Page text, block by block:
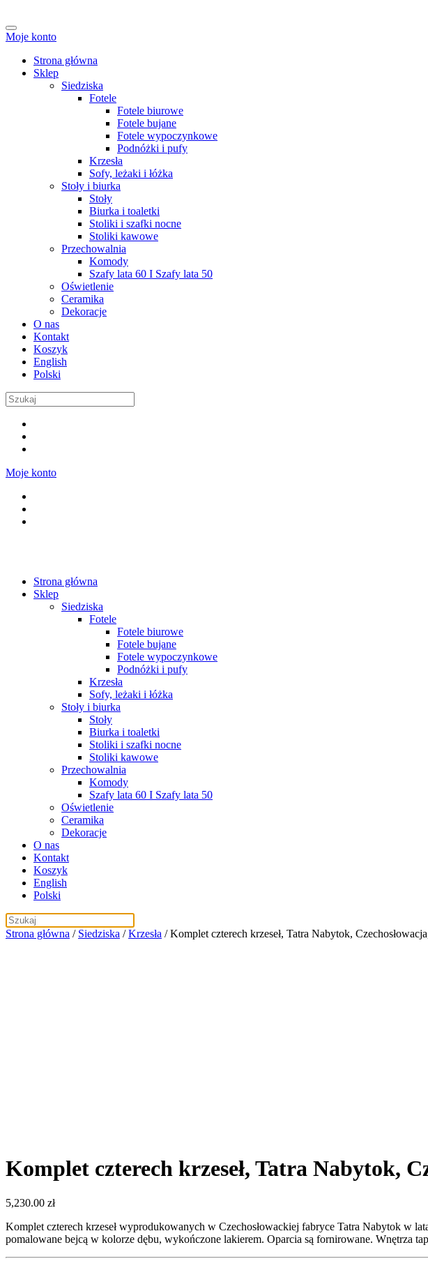
Moje konto
Strona główna
Sklep
Siedziska
Fotele
Fotele biurowe
Fotele bujane
Fotele wypoczynkowe
Podnóżki i pufy
Krzesła
Sofy, leżaki i łóżka
Stoły i biurka
Stoły
Biurka i toaletki
Stoliki i szafki nocne
Stoliki kawowe
Przechowalnia
Komody
Szafy lata 60 I Szafy lata 50
Oświetlenie
Ceramika
Dekoracje
O nas
Kontakt
Koszyk
English
Polski
Moje konto
Strona główna
Sklep
Siedziska
Fotele
Fotele biurowe
Fotele bujane
Fotele wypoczynkowe
Podnóżki i pufy
Krzesła
Sofy, leżaki i łóżka
Stoły i biurka
Stoły
Biurka i toaletki
Stoliki i szafki nocne
Stoliki kawowe
Przechowalnia
Komody
Szafy lata 60 I Szafy lata 50
Oświetlenie
Ceramika
Dekoracje
O nas
Kontakt
Koszyk
English
Polski
Strona główna / Siedziska /Krzesła / Komplet czterech krzeseł, Tatra Nabytok,
Komplet czterech krzeseł, Tatra Nabytok,
5,230.00 zł
Komplet czterech krzeseł wyprodukowanych w Czechosłowackiej fabryce Tatra Nabytok w
pomalowane bejcą w kolorze dębu, wykończone lakierem. Oparcia są fornirowane. Wnętrza